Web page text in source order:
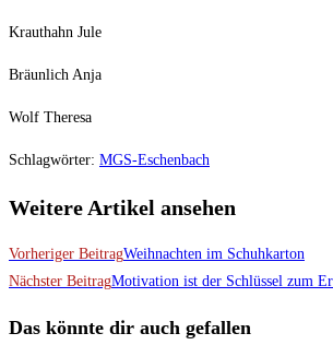
Krauthahn Jule
Bräunlich Anja
Wolf Theresa
Schlagwörter: MGS-Eschenbach
Weitere Artikel ansehen
Vorheriger BeitragWeihnachten im Schuhkarton
Nächster BeitragMotivation ist der Schlüssel zum
Das könnte dir auch gefallen